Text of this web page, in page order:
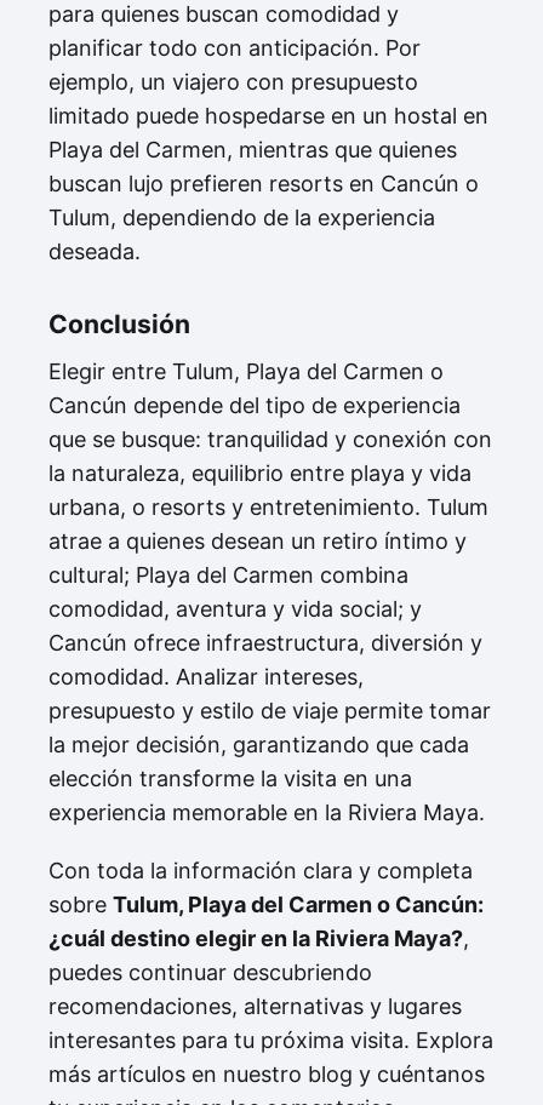
para quienes buscan comodidad y
planificar todo con anticipación. Por
ejemplo, un viajero con presupuesto
limitado puede hospedarse en un hostal en
Playa del Carmen, mientras que quienes
buscan lujo prefieren resorts en Cancún o
Tulum, dependiendo de la experiencia
deseada.
Conclusión
Elegir entre Tulum, Playa del Carmen o
Cancún depende del tipo de experiencia
que se busque: tranquilidad y conexión con
la naturaleza, equilibrio entre playa y vida
urbana, o resorts y entretenimiento. Tulum
atrae a quienes desean un retiro íntimo y
cultural; Playa del Carmen combina
comodidad, aventura y vida social; y
Cancún ofrece infraestructura, diversión y
comodidad. Analizar intereses,
presupuesto y estilo de viaje permite tomar
la mejor decisión, garantizando que cada
elección transforme la visita en una
experiencia memorable en la Riviera Maya.
Con toda la información clara y completa
sobre Tulum, Playa del Carmen o Cancún:
¿cuál destino elegir en la Riviera Maya?,
puedes continuar descubriendo
recomendaciones, alternativas y lugares
interesantes para tu próxima visita. Explora
más artículos en nuestro blog y cuéntanos